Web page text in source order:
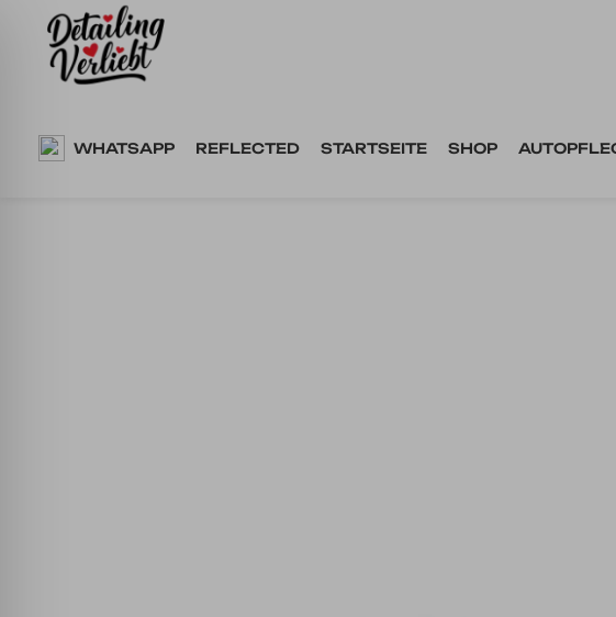
Springe
WHATSAPP REFLECTED STARTSEITE SHOP